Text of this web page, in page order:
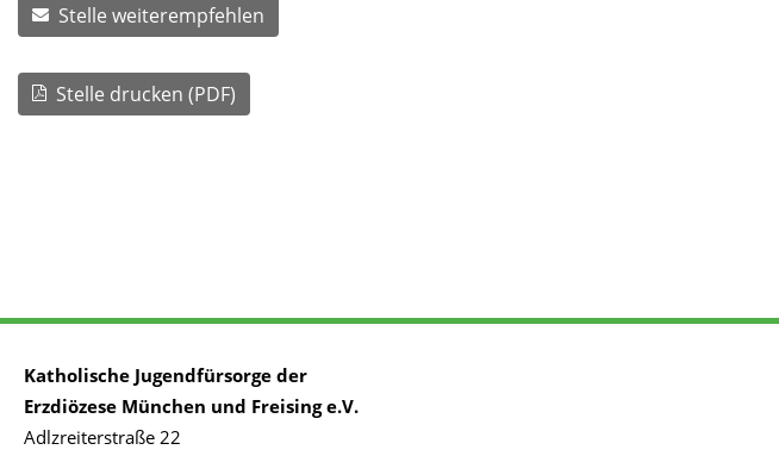
Stelle weiterempfehlen
Stelle drucken (PDF)
Katholische Jugendfürsorge der
Erzdiözese München und Freising e.V.
Adlzreiterstraße 22